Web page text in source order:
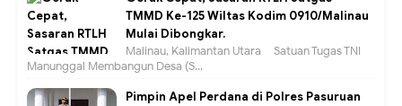
TMMD Ke-125 Wiltas Kodim 0910/Malinau
Mulai Dibongkar.
Malinau, Kalimantan Utara – Satuan Tugas TNI
Manunggal Membangun Desa (S...
Pimpin Apel Perdana di Polres Pasuruan